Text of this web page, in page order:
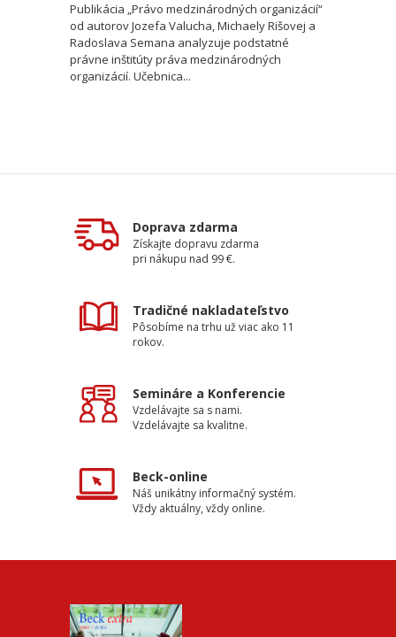
Publikácia „Právo medzinárodných organizácií“
od autorov Jozefa Valucha, Michaely Rišovej a
Radoslava Semana analyzuje podstatné
právne inštitúty práva medzinárodných
organizácií. Učebnica...
Doprava zdarma
Získajte dopravu zdarma
pri nákupu nad 99 €.
Tradičné nakladateľstvo
Pôsobíme na trhu už viac ako 11
rokov.
Semináre a Konferencie
Vzdelávajte sa s nami.
Vzdelávajte sa kvalitne.
Beck-online
Náš unikátny informačný systém.
Vždy aktuálny, vždy online.